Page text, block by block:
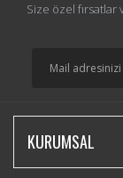
Size özel
KURUMSAL